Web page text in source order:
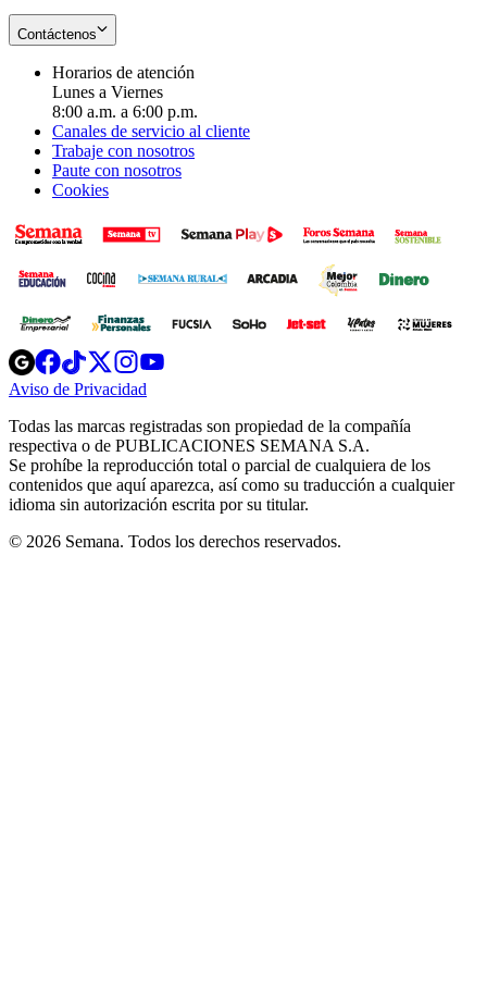
Contáctenos
Horarios de atención
Lunes a Viernes
8:00 a.m. a 6:00 p.m.
Canales de servicio al cliente
Trabaje con nosotros
Paute con nosotros
Cookies
Opens
in
new
Opens
in
new
Opens
in
new
window
Opens
new
windowwindow
Aviso de Privacidad
new
window
Todas las marcas registradas son propiedad de la compañía
respectiva o de PUBLICACIONES SEMANA S.A.
Se prohíbe la reproducción total o parcial de cualquiera de los
contenidos que aquí aparezca, así como su traducción a cualquier
idioma sin autorización escrita por su titular.
© 2026 Semana. Todos los derechos reservados.